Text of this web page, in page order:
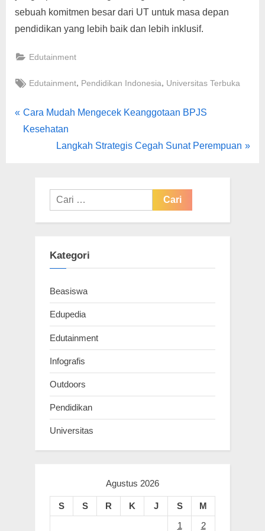
sebuah komitmen besar dari UT untuk masa depan
pendidikan yang lebih baik dan lebih inklusif.
Edutainment
Tags:
Edutainment, Pendidikan Indonesia, Universitas Terbuka
Navigasi
P
r
Cara Mudah Mengecek Keanggotaan BPJS
Kesehatan
N
t
P
t
Langkah Strategis Cegah Sunat Perempuan
Cari
untuk:
Kategori
Beasiswa
Edupedia
Edutainment
Infografis
Outdoors
Pendidikan
Universitas
Agustus 2026
S S R K J S
M
1
2